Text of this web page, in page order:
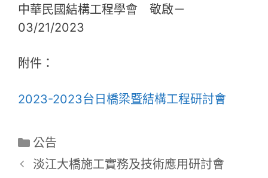
中華民國結構工程學會 敬啟－
03/21/2023
附件：
2023-2023台日橋梁暨結構工程研討會
分
類
公告
淡江大橋施工實務及技術應用研討會